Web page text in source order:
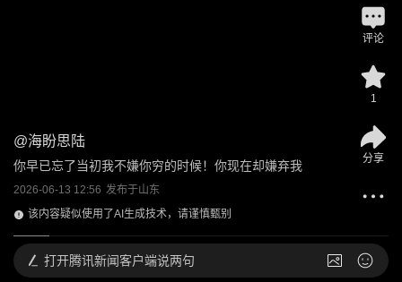
@海盼思陆
你早已忘了当初我不嫌你穷的时候！你现在却嫌弃我
2026-06-13 12:56 发布于山东
该内容疑似使用了AI生成技术，请谨慎甄别
评论
1
分享
打开腾讯新闻客户端说两句